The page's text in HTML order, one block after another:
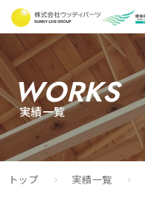
WORKS
実績一覧
トップ 実績一覧